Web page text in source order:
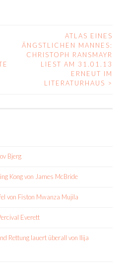
ATLAS EINES
ÄNGSTLICHEN MANNES:
CHRISTOPH RANSMAYR
LIEST AM 31.01.13
ERNEUT IM
LITERATURHAUS >
Bjerg
Kong von James McBride
von Fiston Mwanza Mujila
Everett
Rettung lauert überall von Ilija